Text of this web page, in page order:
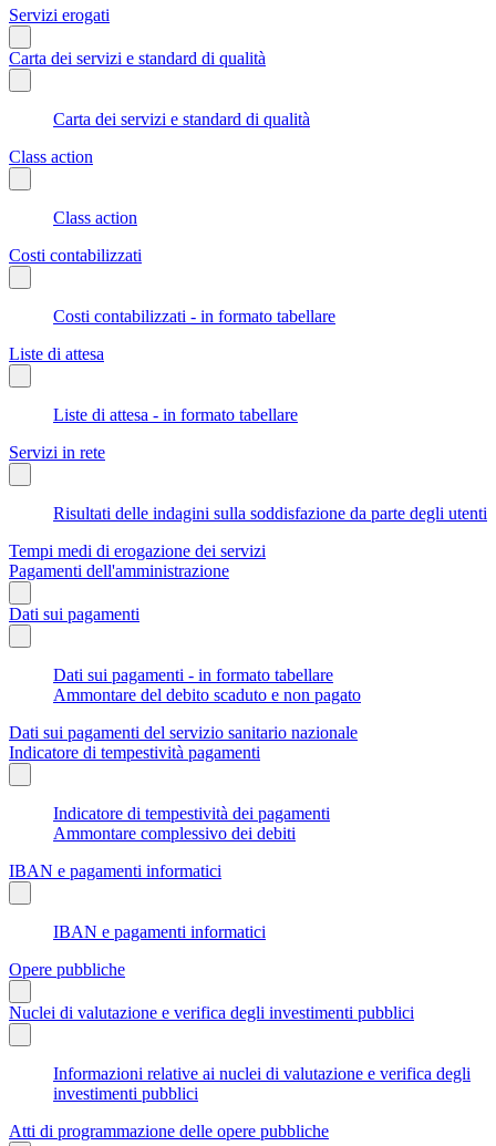
Servizi erogati
Carta dei servizi e standard di qualità
Carta dei servizi e standard di qualità
Class action
Class action
Costi contabilizzati
Costi contabilizzati - in formato tabellare
Liste di attesa
Liste di attesa - in formato tabellare
Servizi in rete
Risultati delle indagini sulla soddisfazione da parte degli utenti
Tempi medi di erogazione dei servizi
Pagamenti dell'amministrazione
Dati sui pagamenti
Dati sui pagamenti - in formato tabellare
Ammontare del debito scaduto e non pagato
Dati sui pagamenti del servizio sanitario nazionale
Indicatore di tempestività pagamenti
Indicatore di tempestività dei pagamenti
Ammontare complessivo dei debiti
IBAN e pagamenti informatici
IBAN e pagamenti informatici
Opere pubbliche
Nuclei di valutazione e verifica degli investimenti pubblici
Informazioni relative ai nuclei di valutazione e verifica degli
investimenti pubblici
Atti di programmazione delle opere pubbliche